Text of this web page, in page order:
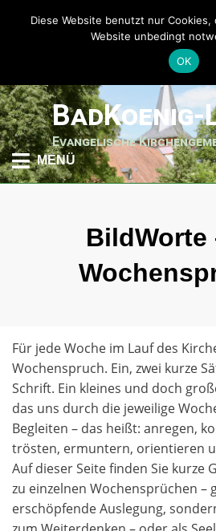
weiter
zum
Inhalt
Evangelische
MENÜ
BildWorte
Für jede Woche im Lauf des
Wochenspruch. Ein, zwei kurze
Schrift. Ein kleines und doch
das uns durch die jeweilige
Begleiten – das heißt: anregen,
trösten, ermuntern, orientieren
Auf dieser Seite finden Sie kurze
zu einzelnen Wochensprüchen –
erschöpfende Auslegung,
Diese Website benutzt nur
Website unbedingt
OK